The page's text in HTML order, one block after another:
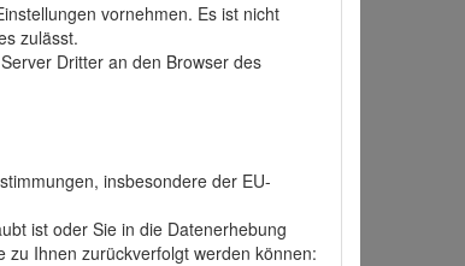
vornehmen. Es ist nicht
zulässt.
Dritter an den Browser des
insbesondere der EU-
ist oder Sie in die Datenerhebung
Ihnen zurückverfolgt werden können: